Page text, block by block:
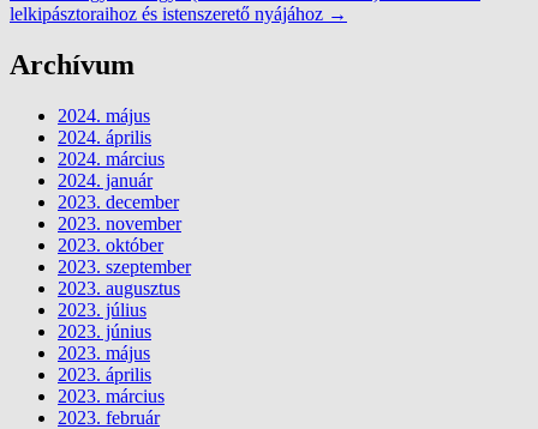
lelkipásztoraihoz és istenszerető nyájához →
Archívum
2024. május
2024. április
2024. március
2024. január
2023. december
2023. november
2023. október
2023. szeptember
2023. augusztus
2023. július
2023. június
2023. május
2023. április
2023. március
2023. február